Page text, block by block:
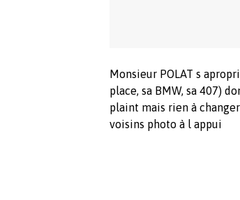
Monsieur POLAT s
place, sa BMW, sa 407)
plaint mais rien à
voisins photo à l appui